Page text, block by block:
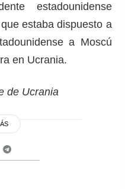
estadounidense
estaba dispuesto a
a Moscú
en Ucrania.
de Ucrania